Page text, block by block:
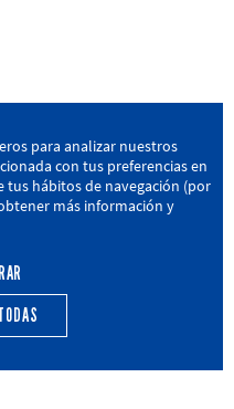
Bizkaia
ACTUALIDAD
para analizar nuestros
con tus preferencias en
tus hábitos de navegación (por
más información y